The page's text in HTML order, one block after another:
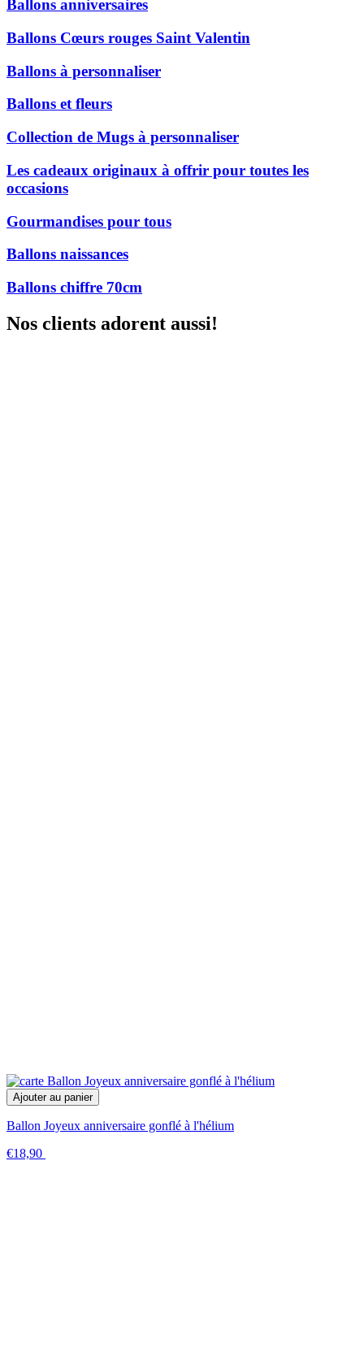
Ballons anniversaires
Ballons Cœurs rouges Saint Valentin
Ballons à personnaliser
Ballons et fleurs
Collection de Mugs à personnaliser
Les cadeaux originaux à offrir pour toutes les
occasions
Gourmandises pour tous
Ballons naissances
Ballons chiffre 70cm
Nos clients adorent aussi!
Ajouter au panier
Ballon Joyeux anniversaire gonflé à l'hélium
€18,90